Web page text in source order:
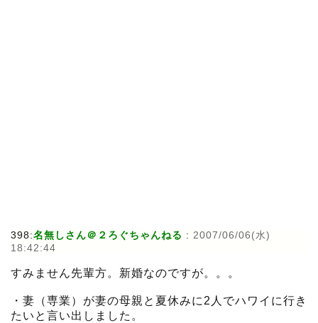
398:名無しさん＠２ろぐちゃんねる : 2007/06/06(水)
18:42:44
すみません先輩方。新婚なのですが。。。
・妻（専業）が妻の母親と夏休みに2人でハワイに行き
たいと言い出しました。